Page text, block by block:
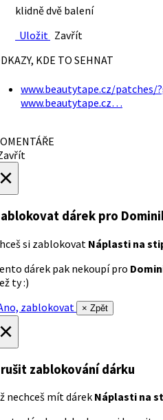
klidně dvě balení
Uložit Zavřít
KDE TO SEHNAT
www.beautytape.cz/patches/
www.beautytape.cz…
dárek pro
si zablokovat Náplasti na
dárek pak nekoupí pro
ty :)
zablokovat
× Zpět
zablokování dárku
nechceš mít dárek Náplasti na